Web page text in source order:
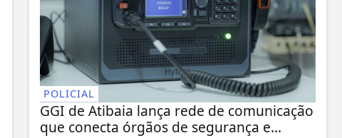
POLICIAL
GGI de Atibaia lança rede de comunicação
que conecta órgãos de segurança e...